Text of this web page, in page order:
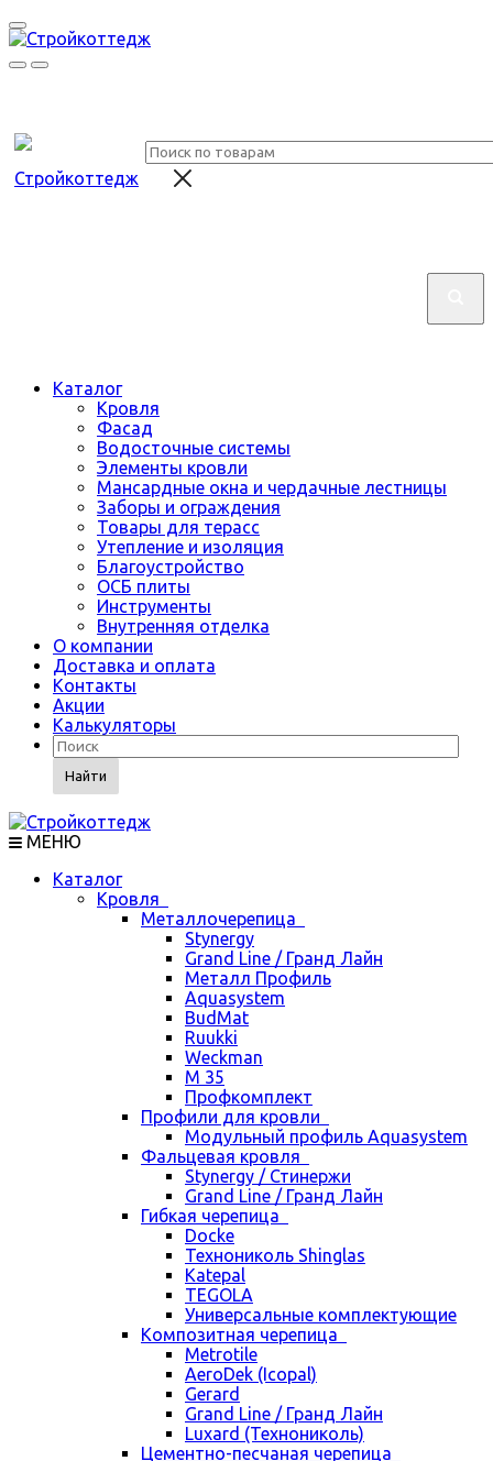
Каталог
Кровля
Фасад
Водосточные системы
Элементы кровли
Мансардные окна и чердачные лестницы
Заборы и ограждения
Товары для терасс
Утепление и изоляция
Благоустройство
ОСБ плиты
Инструменты
Внутренняя отделка
О компании
Доставка и оплата
Контакты
Акции
Калькуляторы
Найти
МЕНЮ
Каталог
Кровля
Металлочерепица
Stynergy
Grand Line / Гранд Лайн
Металл Профиль
Aquasystem
BudMat
Ruukki
Weckman
М 35
Профкомплект
Профили для кровли
Модульный профиль Aquasystem
Фальцевая кровля
Stynergy / Стинержи
Grand Line / Гранд Лайн
Гибкая черепица
Docke
Технониколь Shinglas
Katepal
TEGOLA
Универсальные комплектующие
Композитная черепица
Metrotile
AeroDek (Icopal)
Gerard
Grand Line / Гранд Лайн
Luxard (Технониколь)
Цементно-песчаная черепица